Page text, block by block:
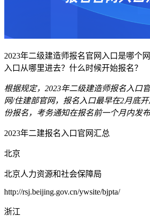
2023年二级建造师报名官网入口是哪个
入口从哪里进去？什么时候开始报名？
根据规定，2023年二级建造师报名入口
网/住建部官网，报名入口最早在2月底
份报名，考务通知在报名前一个月内发布
2023年二建报名入口官网汇总
北京
北京人力资源和社会保障局
http://rsj.beijing.gov.cn/ywsite/bjpta/
浙江